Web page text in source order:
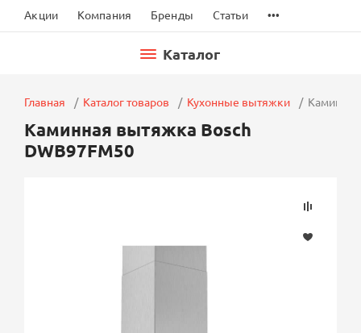
Акции Компания Бренды Статьи ...
Каталог
Главная Каталог товаров Кухонные вытяжки
Каминная вытяжка Bosch
DWB97FM50